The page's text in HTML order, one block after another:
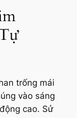
trống mái
vào sáng
cao. Sử